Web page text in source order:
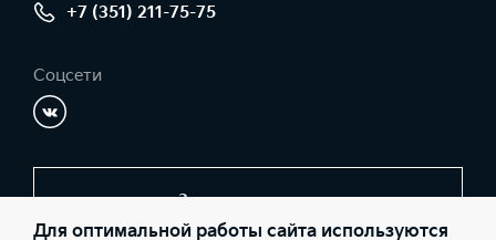
+7 (351) 211-75-75
Соцсети
Заказать звонок
Для оптимальной работы сайта используются